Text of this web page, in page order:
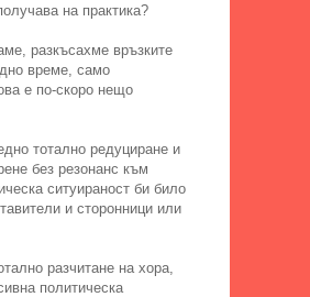
на практика?
разкъсахме връзките
време, само
е по-скоро нещо
тотално редуциране и
без резонанс към
ситуираност би било
и сторонници или
разчитане на хора,
политическа